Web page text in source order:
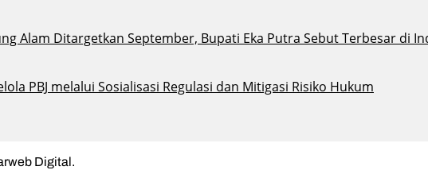
Alam Ditargetkan September, Bupati Eka Putra Sebut Terbesar di
PBJ melalui Sosialisasi Regulasi dan Mitigasi Risiko Hukum
Digital.